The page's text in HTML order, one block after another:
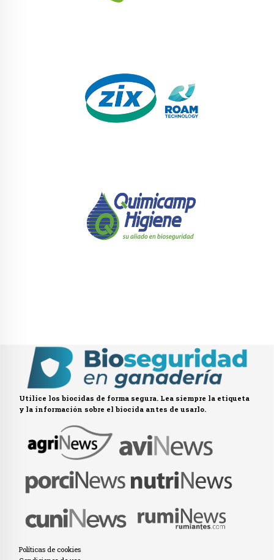
Utilice los biocidas de forma segura. Lea siempre la etiqueta
y la información sobre el biocida antes de usarlo.
Políticas de cookies